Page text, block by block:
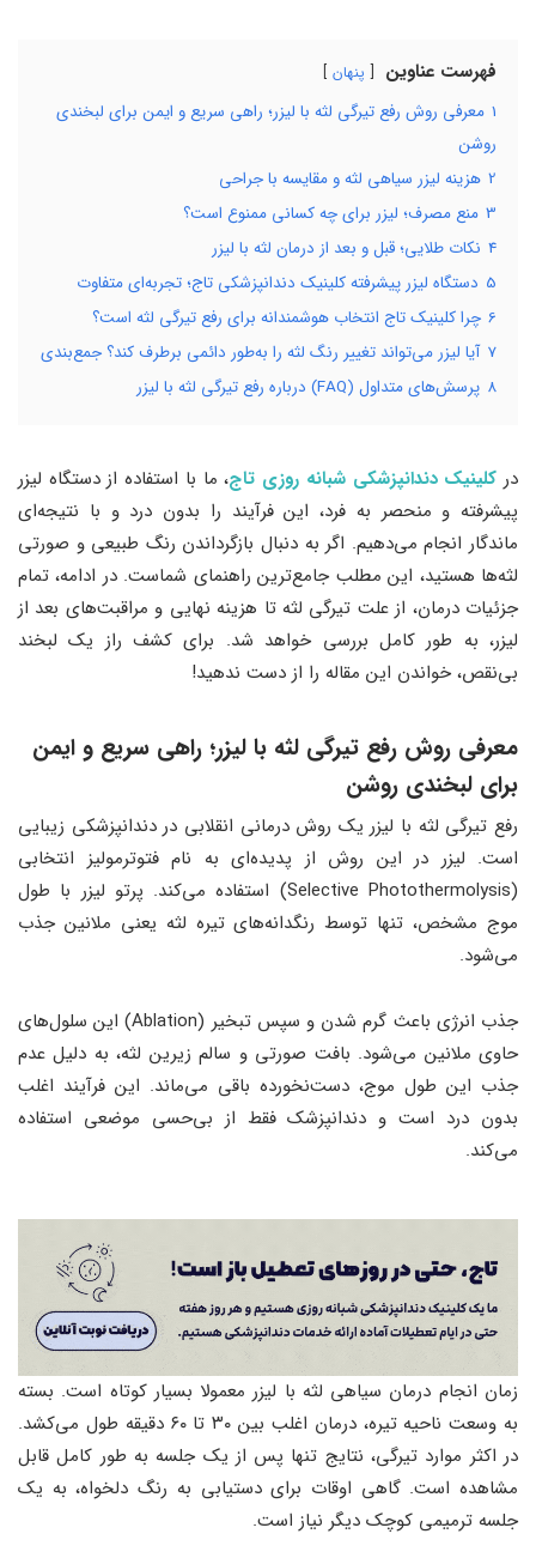
فهرست عناوین پنهان
1 معرفی روش رفع تیرگی لثه با لیزر؛ راهی سریع و ایمن برای لبخندی
روشن
2 هزینه لیزر سیاهی لثه و مقایسه با جراحی
3 منع مصرف؛ لیزر برای چه کسانی ممنوع است؟
4 نکات طلایی؛ قبل و بعد از درمان لثه با لیزر
5 دستگاه لیزر پیشرفته کلینیک دندانپزشکی تاج؛ تجربه‌ای متفاوت
6 چرا کلینیک تاج انتخاب هوشمندانه برای رفع تیرگی لثه است؟
7 آیا لیزر می‌تواند تغییر رنگ لثه را به‌طور دائمی برطرف کند؟ جمع‌بندی
8 پرسش‌های متداول (FAQ) درباره رفع تیرگی لثه با لیزر
در کلینیک دندانپزشکی شبانه روزی تاج، ما با استفاده از دستگاه لیزر
پیشرفته و منحصر به فرد، این فرآیند را بدون درد و با نتیجه‌ای
ماندگار انجام می‌دهیم. اگر به دنبال بازگرداندن رنگ طبیعی و صورتی
لثه‌ها هستید، این مطلب جامع‌ترین راهنمای شماست. در ادامه، تمام
جزئیات درمان، از علت تیرگی لثه تا هزینه نهایی و مراقبت‌های بعد از
لیزر، به طور کامل بررسی خواهد شد. برای کشف راز یک لبخند
بی‌نقص، خواندن این مقاله را از دست ندهید!
معرفی روش رفع تیرگی لثه با لیزر؛ راهی سریع و ایمن
برای لبخندی روشن
رفع تیرگی لثه با لیزر یک روش درمانی انقلابی در دندانپزشکی زیبایی
است. لیزر در این روش از پدیده‌ای به نام فتوترمولیز انتخابی
(Selective Photothermolysis) استفاده می‌کند. پرتو لیزر با طول
موج مشخص، تنها توسط رنگدانه‌های تیره لثه یعنی ملانین جذب
می‌شود.
جذب انرژی باعث گرم شدن و سپس تبخیر (Ablation) این سلول‌های
حاوی ملانین می‌شود. بافت صورتی و سالم زیرین لثه، به دلیل عدم
جذب این طول موج، دست‌نخورده باقی می‌ماند. این فرآیند اغلب
بدون درد است و دندانپزشک فقط از بی‌حسی موضعی استفاده
می‌کند.
زمان انجام درمان سیاهی لثه با لیزر معمولا بسیار کوتاه است. بسته
به وسعت ناحیه تیره، درمان اغلب بین ۳۰ تا ۶۰ دقیقه طول می‌کشد.
در اکثر موارد تیرگی، نتایج تنها پس از یک جلسه به طور کامل قابل
مشاهده است. گاهی اوقات برای دستیابی به رنگ دلخواه، به یک
جلسه ترمیمی کوچک دیگر نیاز است.